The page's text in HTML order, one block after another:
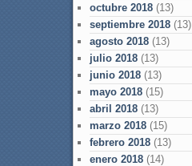
octubre 2018(13)
septiembre 2018(13)
agosto 2018(13)
julio 2018(13)
junio 2018(13)
mayo 2018(15)
abril 2018(13)
marzo 2018(15)
febrero 2018(13)
enero 2018(14)